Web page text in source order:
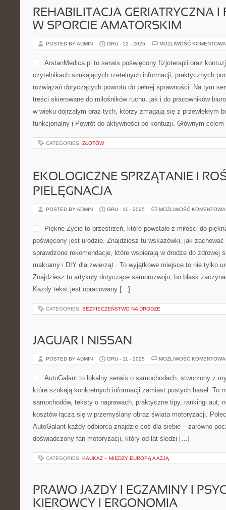
REHABILITACJA GERIATRYCZNA I
W SPORCIE AMATORSKIM
POSTED BY ADMIN GRU - 12 - 2025 MOŻLIWOŚĆ
ArstanMedica.pl to serwis poświęcony fizjoterapii oraz
czytelnikach szukających rzetelnych informacji, praktycznych
rozwiązań dotyczących powrotu do pełnej sprawności. Na tym
treści skierowane do miłośników ruchu, jak i do pracowników
w wieku dojrzałym oraz tych, którzy zmagają się z przewlekłym
funkcjonalny i Powrót do aktywności po kontuzji. Głównym
CATEGORIES: ZŁOTÓW
EKOLOGICZNE SPRZĄTANIE I
PIELĘGNACJA
POSTED BY ADMIN GRU - 11 - 2025 MOŻLIWOŚĆ
Piękne Życie to przestrzeń, które powstało z miłości do
poświęcony jest urodzie. Znajdziesz tu wskazówki, jak zachować
sprawdzone rekomendacje, które wspierają w drodze do zdrowej
makramy i DIY dla zwierząt . To wyjątkowe miejsce to nie tylko
Znajdziesz tu artykuły dotyczące samorozwoju, bo blask
Każdy tekst jest opracowany […]
CATEGORIES: BEZPIECZEŃSTWO NA DRODZE
JAGUAR I NISSAN
POSTED BY ADMIN GRU - 11 - 2025 MOŻLIWOŚĆ
AutoGalant to lokalny serwis o samochodach, stworzony z
które szukają konkretnych informacji zamiast pustych haseł. To
samochodów, teksty o naprawach, praktyczne tipy, rankingi aut,
kosztów łączą się w przemyślany obraz świata motoryzacji.
AutoGalant każdy odbiorca znajdzie coś dla siebie – zarówno
doświadczony fan motoryzacji, który od lat śledzi […]
CATEGORIES: KAUKAZ – MIĘDZY EUROPĄ A AZJĄ
PRAWO JAZDY I EGZAMINY I
KIEROWCY I ERGONOMIA